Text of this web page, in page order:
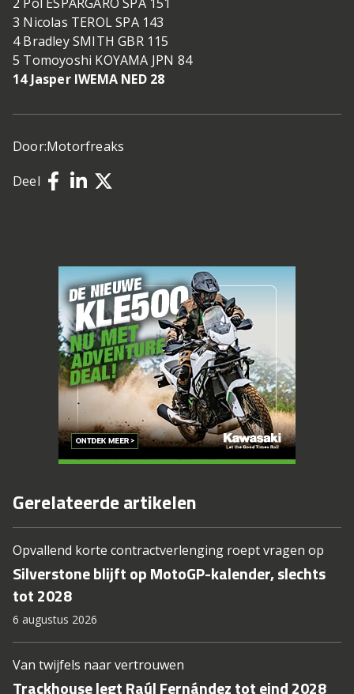
3 Nicolas TEROL SPA 143
4 Bradley SMITH GBR 115
5 Tomoyoshi KOYAMA JPN 84
14 Jasper IWEMA NED 28
Door:Motorfreaks
Deel
Gerelateerde artikelen
Opvallend korte contractverlenging roept vragen op
Silverstone blijft op MotoGP-kalender, slechts
tot 2028
6 augustus 2026
Van twijfels naar vertrouwen
Trackhouse legt Raúl Fernández tot eind 2028